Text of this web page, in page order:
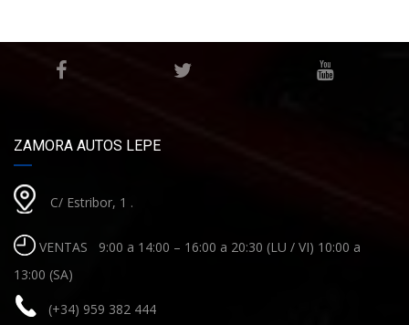
ZAMORA AUTOS LEPE
C/ Estribor, 1 .
VENTAS 9:00 a 14:00 – 16:00 a 20:30 (LU / VI) 10:00 a
13:00 (SA)
(+34) 959 382 444